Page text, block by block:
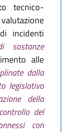
tecnico-
incidenti
sostanze
alle
dalla
legislativo
della
del
con